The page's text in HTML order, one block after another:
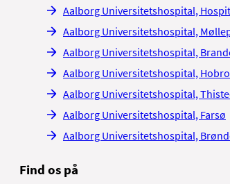
Aalborg Universitetshospital,
Aalborg Universitetshospital,
Aalborg Universitetshospital,
Aalborg Universitetshospital, Hobro
Aalborg Universitetshospital,
Aalborg Universitetshospital, Farsø
Aalborg Universitetshospital,
Find os på